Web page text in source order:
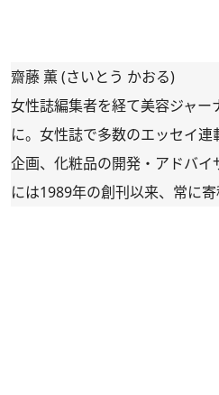
齋藤 薫 (さいとう かおる)
女性誌編集者を経て美容ジャー
に。女性誌で多数のエッセイ
企画、化粧品の開発・アドバイ
には1989年の創刊以来、常に寄